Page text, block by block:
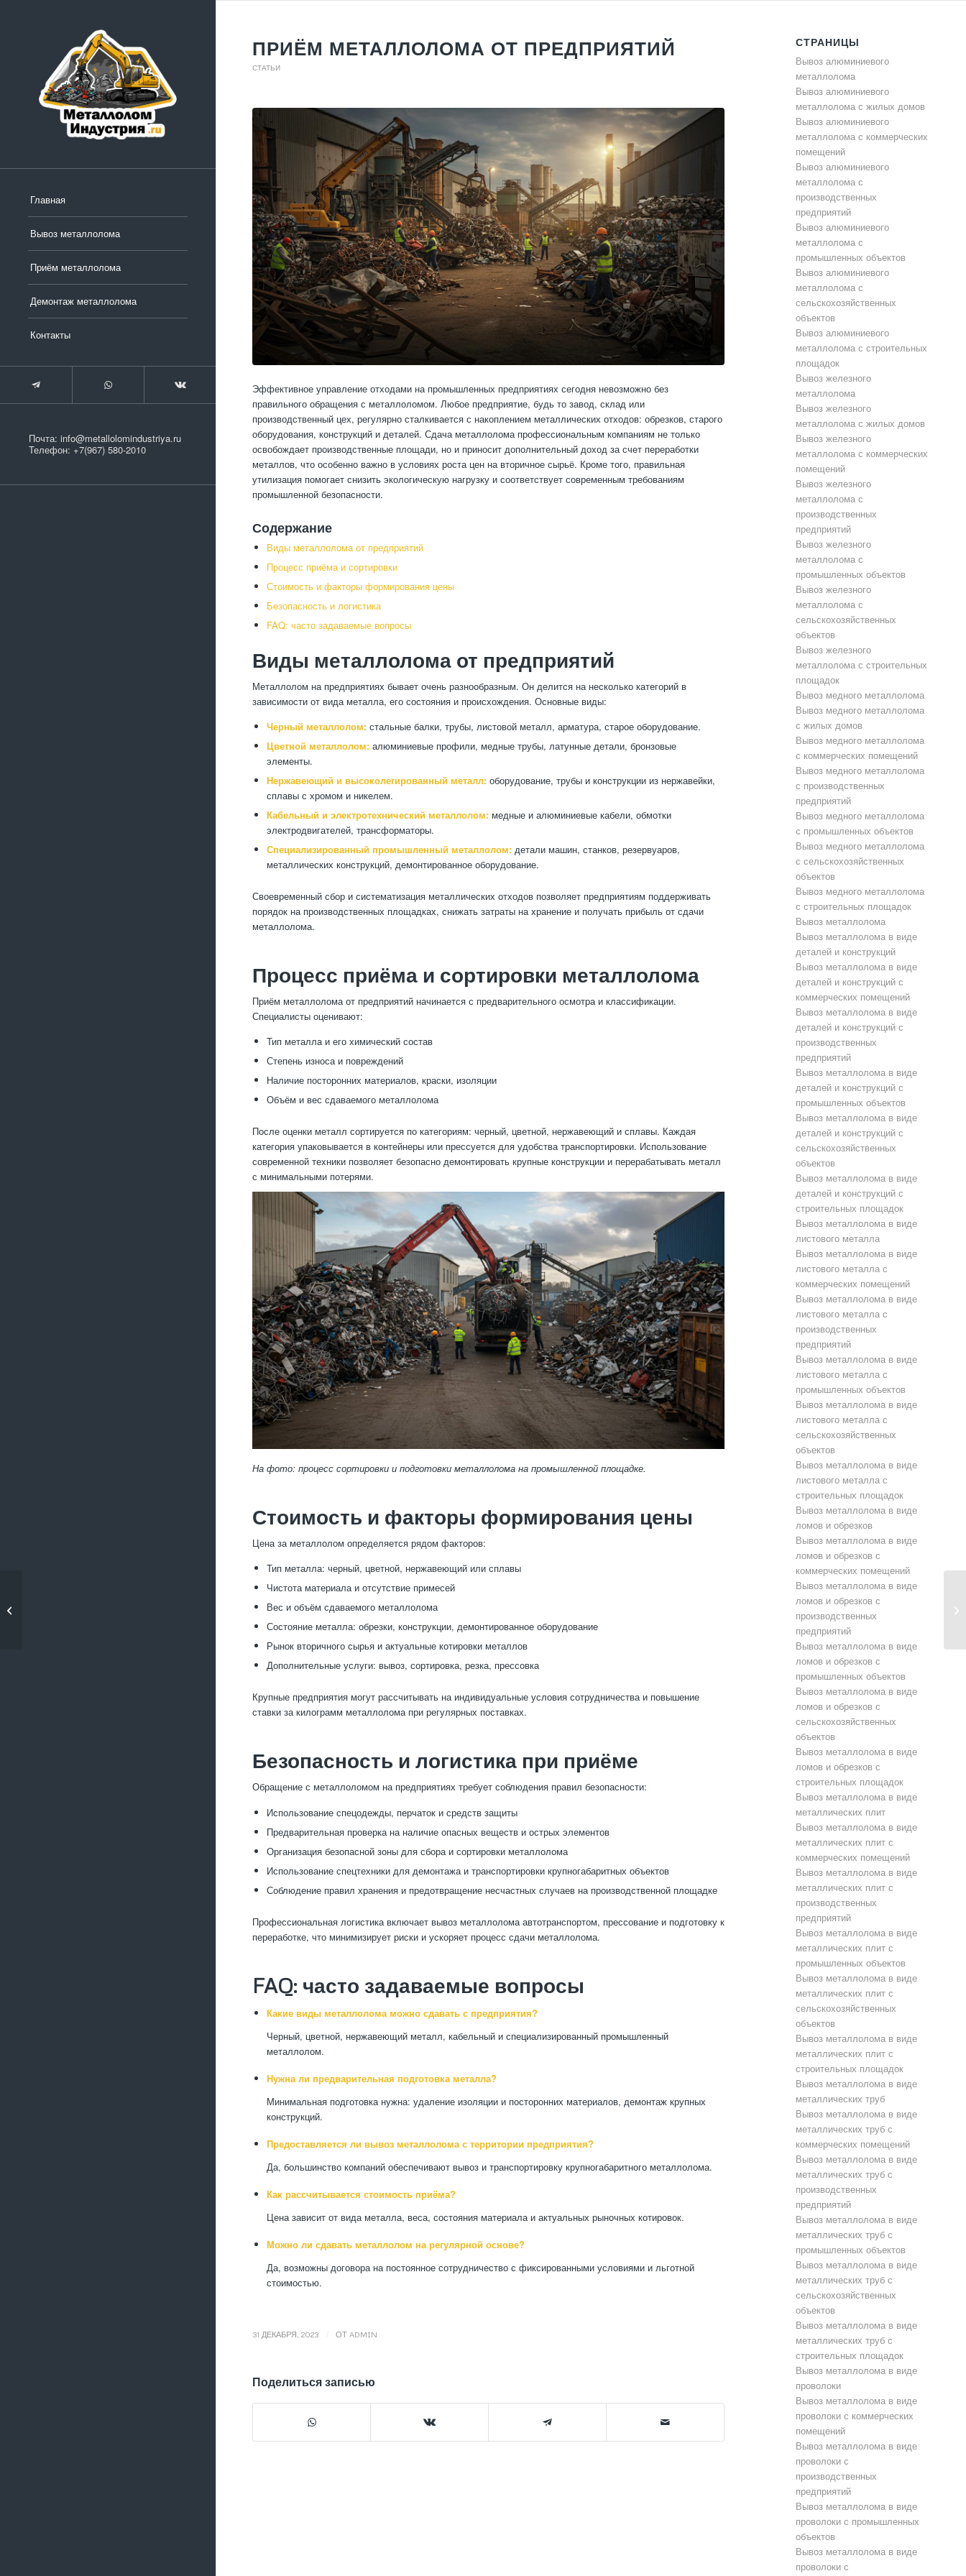
Главная
Вывоз металлолома
Приём металлолома
Демонтаж металлолома
Контакты
Почта: info@metallolomindustriya.ru
Телефон: +7(967) 580-2010
ПРИЁМ МЕТАЛЛОЛОМА ОТ ПРЕДПРИЯТИЙ
СТАТЬИ
Эффективное управление отходами на промышленных предприятиях сегодня невозможно без
правильного обращения с металлоломом. Любое предприятие, будь то завод, склад или
производственный цех, регулярно сталкивается с накоплением металлических отходов: обрезков, старого
оборудования, конструкций и деталей. Сдача металлолома профессиональным компаниям не только
освобождает производственные площади, но и приносит дополнительный доход за счет переработки
металлов, что особенно важно в условиях роста цен на вторичное сырьё. Кроме того, правильная
утилизация помогает снизить экологическую нагрузку и соответствует современным требованиям
промышленной безопасности.
Содержание
Виды металлолома от предприятий
Процесс приёма и сортировки
Стоимость и факторы формирования цены
Безопасность и логистика
FAQ: часто задаваемые вопросы
Виды металлолома от предприятий
Металлолом на предприятиях бывает очень разнообразным. Он делится на несколько категорий в
зависимости от вида металла, его состояния и происхождения. Основные виды:
Черный металлолом: стальные балки, трубы, листовой металл, арматура, старое оборудование.
Цветной металлолом: алюминиевые профили, медные трубы, латунные детали, бронзовые
элементы.
Нержавеющий и высоколегированный металл: оборудование, трубы и конструкции из нержавейки,
сплавы с хромом и никелем.
Кабельный и электротехнический металлолом: медные и алюминиевые кабели, обмотки
электродвигателей, трансформаторы.
Специализированный промышленный металлолом: детали машин, станков, резервуаров,
металлических конструкций, демонтированное оборудование.
Своевременный сбор и систематизация металлических отходов позволяет предприятиям поддерживать
порядок на производственных площадках, снижать затраты на хранение и получать прибыль от сдачи
металлолома.
Процесс приёма и сортировки металлолома
Приём металлолома от предприятий начинается с предварительного осмотра и классификации.
Специалисты оценивают:
Тип металла и его химический состав
Степень износа и повреждений
Наличие посторонних материалов, краски, изоляции
Объём и вес сдаваемого металлолома
После оценки металл сортируется по категориям: черный, цветной, нержавеющий и сплавы. Каждая
категория упаковывается в контейнеры или прессуется для удобства транспортировки. Использование
современной техники позволяет безопасно демонтировать крупные конструкции и перерабатывать металл
с минимальными потерями.
На фото: процесс сортировки и подготовки металлолома на промышленной площадке.
Стоимость и факторы формирования цены
Цена за металлолом определяется рядом факторов:
Тип металла: черный, цветной, нержавеющий или сплавы
Чистота материала и отсутствие примесей
Вес и объём сдаваемого металлолома
Состояние металла: обрезки, конструкции, демонтированное оборудование
Рынок вторичного сырья и актуальные котировки металлов
Дополнительные услуги: вывоз, сортировка, резка, прессовка
Крупные предприятия могут рассчитывать на индивидуальные условия сотрудничества и повышение
ставки за килограмм металлолома при регулярных поставках.
Безопасность и логистика при приёме
Обращение с металлоломом на предприятиях требует соблюдения правил безопасности:
Использование спецодежды, перчаток и средств защиты
Предварительная проверка на наличие опасных веществ и острых элементов
Организация безопасной зоны для сбора и сортировки металлолома
Использование спецтехники для демонтажа и транспортировки крупногабаритных объектов
Соблюдение правил хранения и предотвращение несчастных случаев на производственной площадке
Профессиональная логистика включает вывоз металлолома автотранспортом, прессование и подготовку к
переработке, что минимизирует риски и ускоряет процесс сдачи металлолома.
FAQ: часто задаваемые вопросы
Какие виды металлолома можно сдавать с предприятия?
Черный, цветной, нержавеющий металл, кабельный и специализированный промышленный
металлолом.
Нужна ли предварительная подготовка металла?
Минимальная подготовка нужна: удаление изоляции и посторонних материалов, демонтаж крупных
конструкций.
Предоставляется ли вывоз металлолома с территории предприятия?
Да, большинство компаний обеспечивают вывоз и транспортировку крупногабаритного металлолома.
Как рассчитывается стоимость приёма?
Цена зависит от вида металла, веса, состояния материала и актуальных рыночных котировок.
Можно ли сдавать металлолом на регулярной основе?
Да, возможны договора на постоянное сотрудничество с фиксированными условиями и льготной
стоимостью.
31 ДЕКАБРЯ, 2023 ОТ ADMIN
Поделиться записью
СТРАНИЦЫ
Вывоз алюминиевого
металлолома
Вывоз алюминиевого
металлолома с жилых домов
Вывоз алюминиевого
металлолома с коммерческих
помещений
Вывоз алюминиевого
металлолома с
производственных
предприятий
Вывоз алюминиевого
металлолома с
промышленных объектов
Вывоз алюминиевого
металлолома с
сельскохозяйственных
объектов
Вывоз алюминиевого
металлолома с строительных
площадок
Вывоз железного
металлолома
Вывоз железного
металлолома с жилых домов
Вывоз железного
металлолома с коммерческих
помещений
Вывоз железного
металлолома с
производственных
предприятий
Вывоз железного
металлолома с
промышленных объектов
Вывоз железного
металлолома с
сельскохозяйственных
объектов
Вывоз железного
металлолома с строительных
площадок
Вывоз медного металлолома
Вывоз медного металлолома
с жилых домов
Вывоз медного металлолома
с коммерческих помещений
Вывоз медного металлолома
с производственных
предприятий
Вывоз медного металлолома
с промышленных объектов
Вывоз медного металлолома
с сельскохозяйственных
объектов
Вывоз медного металлолома
с строительных площадок
Вывоз металлолома
Вывоз металлолома в виде
деталей и конструкций
Вывоз металлолома в виде
деталей и конструкций с
коммерческих помещений
Вывоз металлолома в виде
деталей и конструкций с
производственных
предприятий
Вывоз металлолома в виде
деталей и конструкций с
промышленных объектов
Вывоз металлолома в виде
деталей и конструкций с
сельскохозяйственных
объектов
Вывоз металлолома в виде
деталей и конструкций с
строительных площадок
Вывоз металлолома в виде
листового металла
Вывоз металлолома в виде
листового металла с
коммерческих помещений
Вывоз металлолома в виде
листового металла с
производственных
предприятий
Вывоз металлолома в виде
листового металла с
промышленных объектов
Вывоз металлолома в виде
листового металла с
сельскохозяйственных
объектов
Вывоз металлолома в виде
листового металла с
строительных площадок
Вывоз металлолома в виде
ломов и обрезков
Вывоз металлолома в виде
ломов и обрезков с
коммерческих помещений
Вывоз металлолома в виде
ломов и обрезков с
производственных
предприятий
Вывоз металлолома в виде
ломов и обрезков с
промышленных объектов
Вывоз металлолома в виде
ломов и обрезков с
сельскохозяйственных
объектов
Вывоз металлолома в виде
ломов и обрезков с
строительных площадок
Вывоз металлолома в виде
металлических плит
Вывоз металлолома в виде
металлических плит с
коммерческих помещений
Вывоз металлолома в виде
металлических плит с
производственных
предприятий
Вывоз металлолома в виде
металлических плит с
промышленных объектов
Вывоз металлолома в виде
металлических плит с
сельскохозяйственных
объектов
Вывоз металлолома в виде
металлических плит с
строительных площадок
Вывоз металлолома в виде
металлических труб
Вывоз металлолома в виде
металлических труб с
коммерческих помещений
Вывоз металлолома в виде
металлических труб с
производственных
предприятий
Вывоз металлолома в виде
металлических труб с
промышленных объектов
Вывоз металлолома в виде
металлических труб с
сельскохозяйственных
объектов
Вывоз металлолома в виде
металлических труб с
строительных площадок
Вывоз металлолома в виде
проволоки
Вывоз металлолома в виде
проволоки с коммерческих
помещений
Вывоз металлолома в виде
проволоки с
производственных
предприятий
Вывоз металлолома в виде
проволоки с промышленных
объектов
Вывоз металлолома в виде
проволоки с